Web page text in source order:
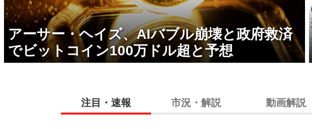
アーサー・ヘイズ、AIバブル崩壊と政府救済
でビットコイン100万ドル超と予想
注目・速報 市況・解説 動画解説